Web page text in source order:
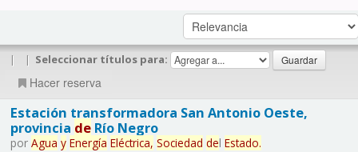
| | Seleccionar títulos para:
Hacer reserva
Estación transformadora San Antonio Oeste,
provincia deRío Negro
por Agua y Energía Eléctrica, Sociedad del Estado.